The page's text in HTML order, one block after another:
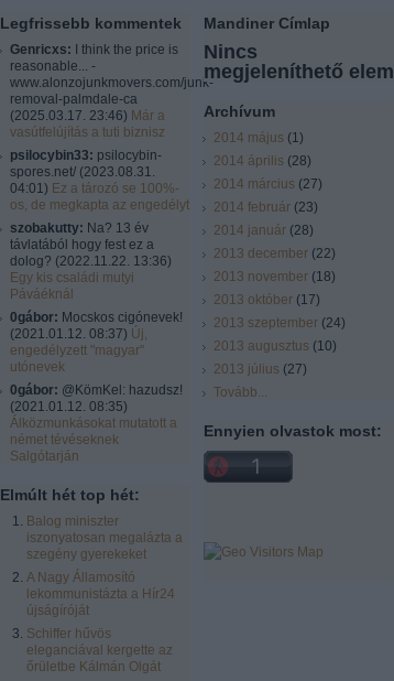
Legfrissebb kommentek
Genricxs: I think the price is
reasonable... -
www.alonzojunkmovers.com/junk-
removal-palmdale-ca
(2025.03.17. 23:46) Már a
vasútfelújítás a tuti biznisz
psilocybin33: psilocybin-
spores.net/ (2023.08.31.
04:01) Ez a tározó se 100%-
os, de megkapta az engedélyt
szobakutty: Na? 13 év
távlatából hogy fest ez a
dolog? (2022.11.22. 13:36)
Egy kis családi mutyi
Páváéknál
0gábor: Mocskos cigónevek!
(2021.01.12. 08:37) Új,
engedélyzett "magyar"
utónevek
0gábor: @KömKel: hazudsz!
(2021.01.12. 08:35)
Álközmunkásokat mutatott a
német tévéseknek
Salgótarján
Elmúlt hét top hét:
Balog miniszter
iszonyatosan megalázta a
szegény gyerekeket
A Nagy Államosító
lekommunistázta a Hír24
újságíróját
Schiffer hűvös
eleganciával kergette az
őrületbe Kálmán Olgát
Mandiner Címlap
Nincs
megjeleníthető elem
Archívum
2014 május (1)
2014 április (28)
2014 március (27)
2014 február (23)
2014 január (28)
2013 december (22)
2013 november (18)
2013 október (17)
2013 szeptember (24)
2013 augusztus (10)
2013 július (27)
Tovább...
Ennyien olvastok most: